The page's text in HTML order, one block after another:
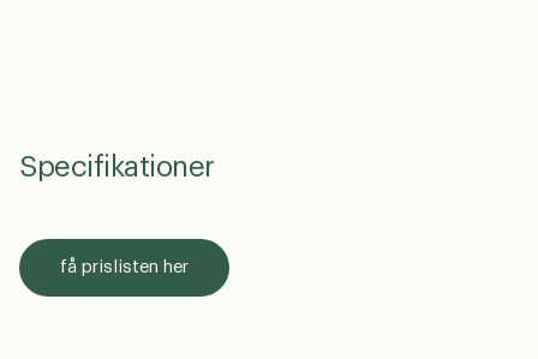
Specifikationer
få prislisten her